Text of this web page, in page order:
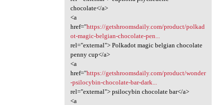
chocolate</a>
<a
href="https://getshroomsdaily.com/product/polkad
ot-magic-belgian-chocolate-pen...
rel="external"> Polkadot magic belgian chocolate
penny cup</a>
<a
href="https://getshroomsdaily.com/product/wonder
-psilocybin-chocolate-bar-dark...
rel="external"> psilocybin chocolate bar</a>
<a